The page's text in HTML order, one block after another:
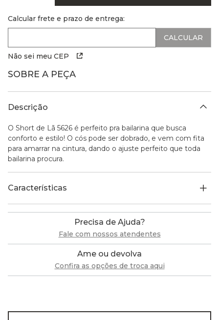
Calcular frete e prazo de entrega:
Não sei meu CEP
SOBRE A PEÇA
Descrição
O Short de Lã 5626 é perfeito pra bailarina que busca
conforto e estilo! O cós pode ser dobrado, e vem com fita
para amarrar na cintura, dando o ajuste perfeito que toda
bailarina procura.
Características
Precisa de Ajuda?
Fale com nossos atendentes
Ame ou devolva
Confira as opções de troca aqui